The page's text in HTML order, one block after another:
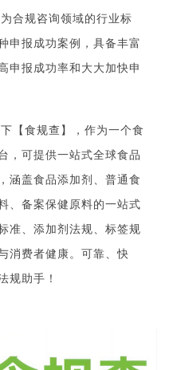
合规咨询领域的行业标
申报成功案例，具备丰富
申报成功率和大大加快申
【食规查】，作为一个食
，可提供一站式全球食品
涵盖食品添加剂、普通食
、备案保健原料的一站式
准、添加剂法规、标签规
消费者健康。可靠、快
规助手！